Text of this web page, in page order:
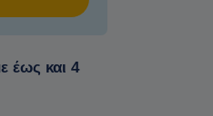
έως και 4